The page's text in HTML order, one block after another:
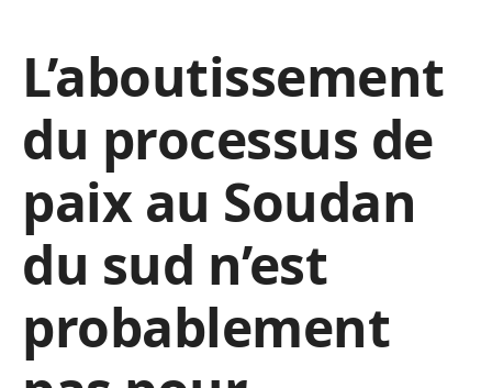
L’aboutissement
du processus de
paix au Soudan
du sud n’est
probablement